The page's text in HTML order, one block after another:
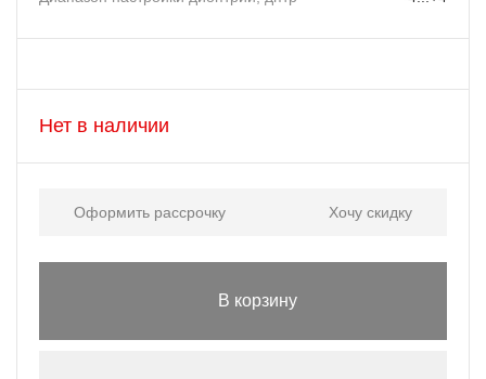
Нет в наличии
Оформить рассрочку Хочу скидку
В корзину